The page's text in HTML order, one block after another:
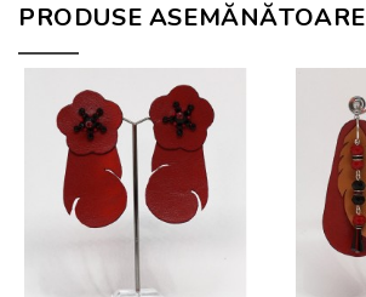
PRODUSE ASEMĂNĂTOARE